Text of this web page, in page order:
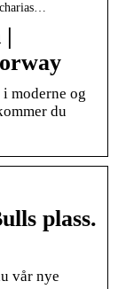
|
moderne og
du
plass.
vår nye